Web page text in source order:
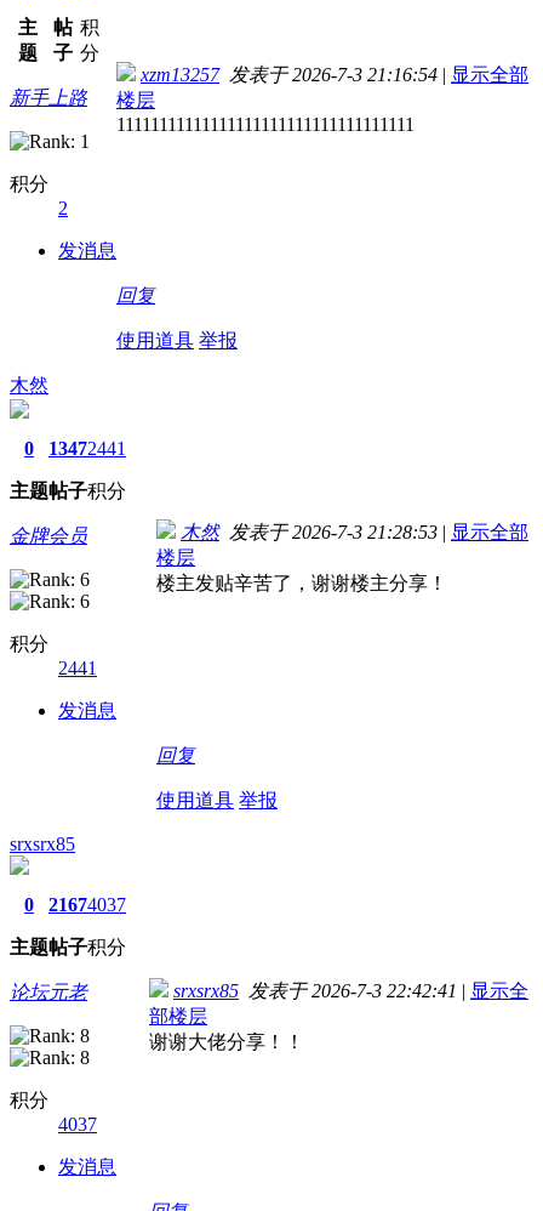
主
题
帖
子
积
分
新手上路
积分
2
发消息
xzm13257发表于 2026-7-3 21:16:54 | 显示全部
楼层
11111111111111111111111111111111111
回复
使用道具 举报
木然
0
主题
1347
帖子
2441
积分
金牌会员
积分
2441
发消息
木然发表于 2026-7-3 21:28:53 | 显示全部
楼层
楼主发贴辛苦了，谢谢楼主分享！
回复
使用道具 举报
srxsrx85
0
主题
2167
帖子
4037
积分
论坛元老
积分
4037
发消息
srxsrx85 发表于 2026-7-3 22:42:41 | 显示全
部楼层
谢谢大佬分享！！